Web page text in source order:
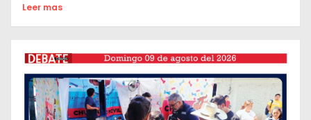
Leer mas